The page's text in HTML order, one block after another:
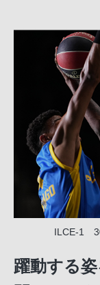
ILCE-1
躍動する